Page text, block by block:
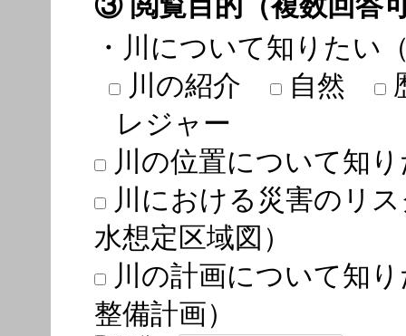
・川について知りたい
川の紹介
自然
レジャー
川の位置について知り
川における災害のリ
水想定区域図）
川の計画について知り
整備計画）